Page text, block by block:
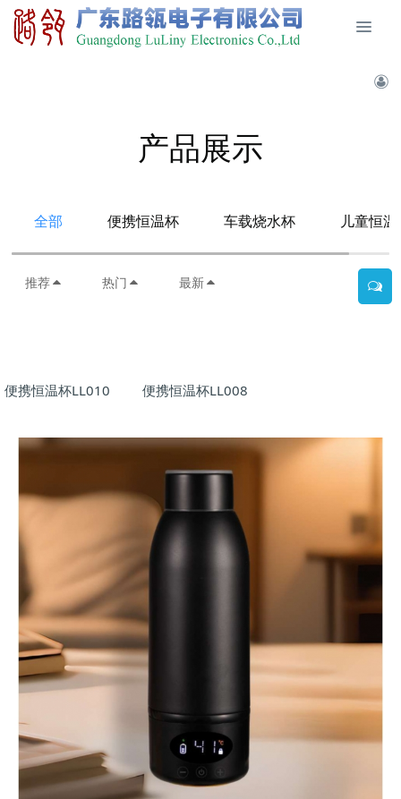
产品展示
全部 便携恒温杯 车载烧水杯 儿童恒
推荐 热门 最新
便携恒温杯LL010 便携恒温杯LL008